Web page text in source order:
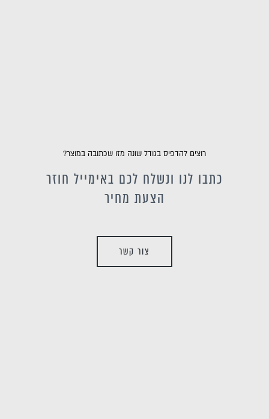
רוצים להדפיס בגודל שונה מזו שכתובה במוצר?
כתבו לנו ונשלח לכם באימייל חוזר
הצעת מחיר
צור קשר